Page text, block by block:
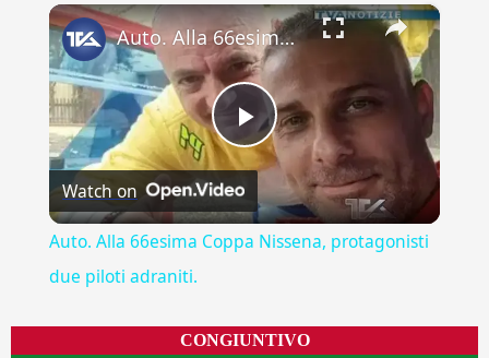
Play Unmute Fullscreen ×
Play
Video
Auto. Alla 66esima Coppa Nissena, protagonisti due piloti adraniti.
Watch on
Auto. Alla 66esima Coppa Nissena, protagonisti
due piloti adraniti.
CONGIUNTIVO